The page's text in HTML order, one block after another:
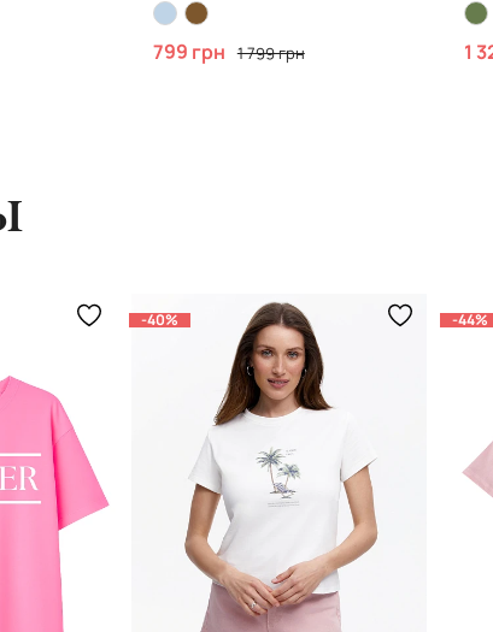
799 грн 1 799 грн 1
-40% -44%